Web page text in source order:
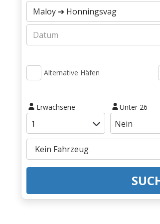
Alternative Häfen
Erwachsene Unter 26